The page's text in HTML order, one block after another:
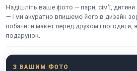
Надішліть ваше фото — пари, сім’ї,
— і ми акуратно впишемо його в дизайн
побачити макет перед друком і погодити,
подарунок.
З ВАШИМ ФОТО